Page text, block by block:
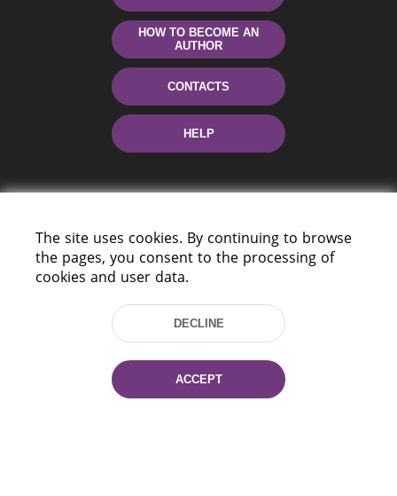
HOW TO BECOME AN
AUTHOR
CONTACTS
HELP
220114, Niezaležnasci Ave. 116, Minsk,
Tel.: (+375 17) 368 37 37
Fax: (+375 17) 368 97 06
E-mail: inbox@nlb.by
The site uses cookies. By continuing to browse
the pages, you consent to the processing of
cookies and user data.
DECLINE
ACCEPT